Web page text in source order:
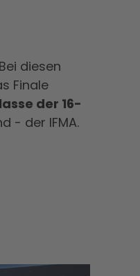
diesen
Finale
der 16-
- der IFMA.